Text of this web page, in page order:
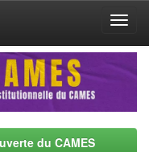
du CAMES